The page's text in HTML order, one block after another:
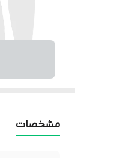
مشخصات